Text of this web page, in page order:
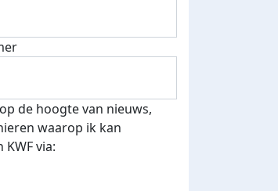
verstuurd
t-shirt
de hoogte van nieuws,
waarop ik kan
via: